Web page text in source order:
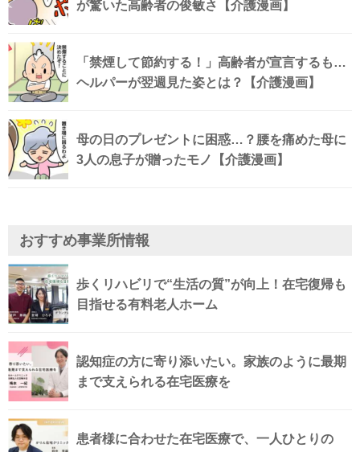
が驚いた高齢者の俊敏さ【介護漫画】
「禁煙して節約する！」高齢者が宣言するも…
ヘルパーが翌週見た姿とは？【介護漫画】
母の日のプレゼントに困惑…？腰を痛めた母に
3人の息子が贈ったモノ【介護漫画】
おすすめ事業所情報
歩くリハビリで“生活の質”が向上！在宅復帰も
目指せる有料老人ホーム
認知症の方に寄り添いたい。家族のように最期
まで支えられる在宅医療を
患者様に合わせた在宅医療で、一人ひとりの